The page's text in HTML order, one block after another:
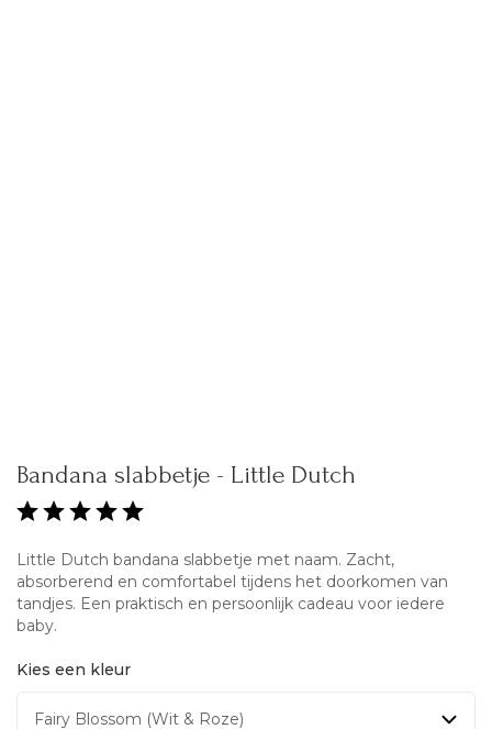
Bandana slabbetje - Little Dutch
Little Dutch bandana slabbetje met naam. Zacht,
absorberend en comfortabel tijdens het doorkomen van
tandjes. Een praktisch en persoonlijk cadeau voor iedere
baby.
Kies een kleur